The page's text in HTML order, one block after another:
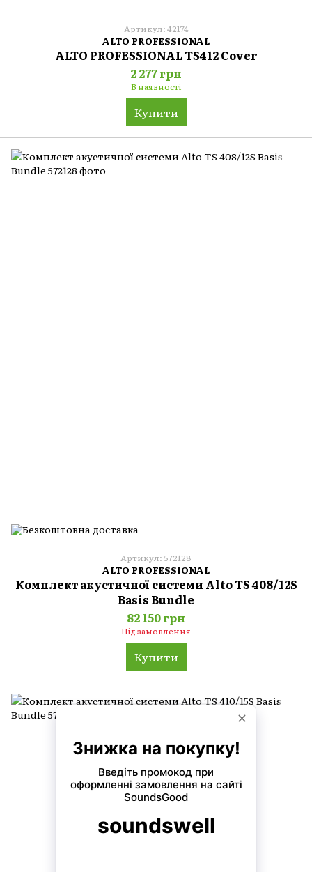
Артикул: 42174
ALTO PROFESSIONAL
ALTO PROFESSIONAL TS412 Cover
2 277 грн
В наявності
Купити
Артикул: 572128
ALTO PROFESSIONAL
Комплект акустичної системи Alto TS 408/12S
Basis Bundle
82 150 грн
Під замовлення
Купити